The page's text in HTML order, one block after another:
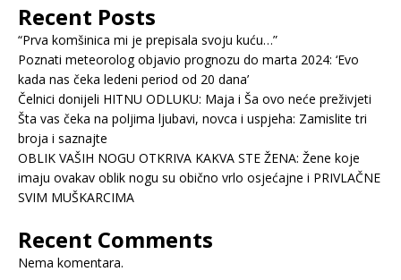
Recent Posts
“Prva komšinica mi je prepisala svoju kuću…”
Poznati meteorolog objavio prognozu do marta 2024: ‘Evo
kada nas čeka ledeni period od 20 dana’
Čelnici donijeli HITNU ODLUKU: Maja i Ša ovo neće preživjeti
Šta vas čeka na poljima ljubavi, novca i uspjeha: Zamislite tri
broja i saznajte
OBLIK VAŠIH NOGU OTKRIVA KAKVA STE ŽENA: Žene koje
imaju ovakav oblik nogu su obično vrlo osjećajne i PRIVLAČNE
SVIM MUŠKARCIMA
Recent Comments
Nema komentara.